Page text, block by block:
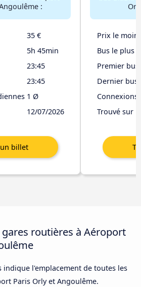
:
35 €
5h 45min
23:45
23:45
1 Ø
12/07/2026
Prix le
Bus le plus
Premier bus
Dernier bus
Trouvé sur
routières à Aéroport
indique l'emplacement de toutes les
Paris Orly et Angoulême.